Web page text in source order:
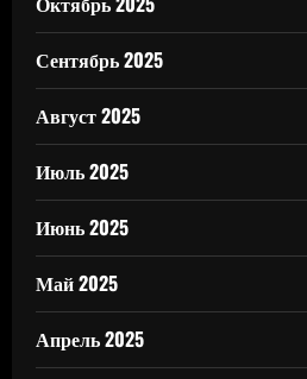
Сентябрь 2025
Август 2025
Июль 2025
Июнь 2025
Май 2025
Апрель 2025